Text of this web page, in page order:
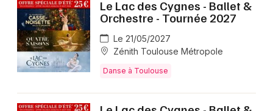
Le Lac des Cygnes - Ballet &
Orchestre - Tournée 2027
Le 21/05/2027
Zénith Toulouse Métropole
Danse à Toulouse